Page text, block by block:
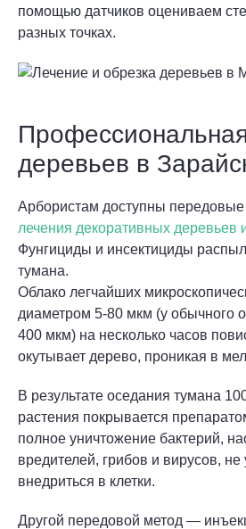
помощью датчиков оцениваем
разных точках.
деревьев в
Арбористам доступны
лечения декоративных деревьев
Фунгициды и инсектициды
тумана.
Облако легчайших
диаметром 5-80 мкм (у обычного
400 мкм) на несколько часов
окутывает дерево, проникая в
В результате оседания тумана
растения покрывается
полное уничтожение бактерий,
вредителей, грибов и вирусов,
внедриться в клетки.
Другой передовой метод —